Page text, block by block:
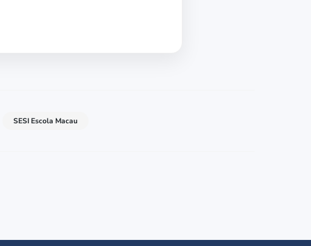
SESI Escola Macau